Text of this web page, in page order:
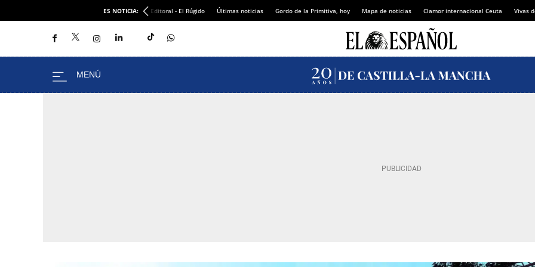
ES NOTICIA: Editoral - El Rúgido Últimas noticias Gordo de la Primitiva, hoy Mapa de noticias Clamor internacional Ceuta Vivas